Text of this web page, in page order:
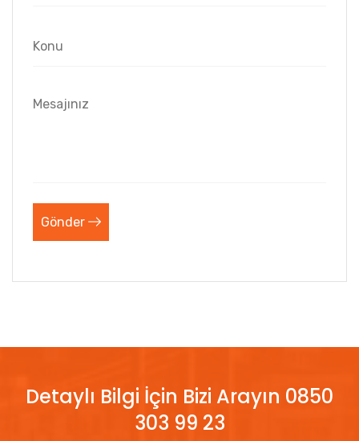
Gönder
Detaylı Bilgi İçin Bizi Arayın 0850
303 99 23